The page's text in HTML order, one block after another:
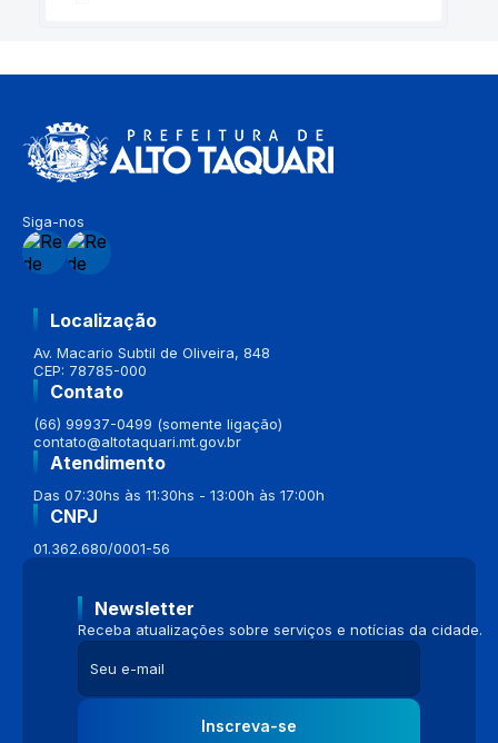
Siga-nos
Localização
Av. Macario Subtil de Oliveira, 848
CEP: 78785-000
Contato
(66) 99937-0499 (somente ligação)
contato@altotaquari.mt.gov.br
Atendimento
Das 07:30hs às 11:30hs - 13:00h às 17:00h
CNPJ
01.362.680/0001-56
Newsletter
Receba atualizações sobre serviços e notícias da cidade.
Inscreva-se